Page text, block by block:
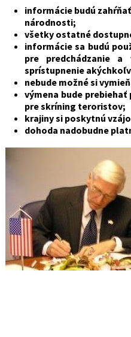
informácie budú
národnosti;
všetky ostatné
informácie sa budú
pre predchádzanie a
sprístupnenie
nebude možné si
výmena bude
pre skríning teroristov;
krajiny si poskytnú
dohoda nadobudne